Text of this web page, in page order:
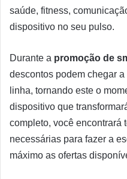
saúde, fitness,
dispositivo no seu pulso.
Durante a promoção de
descontos podem chegar
linha, tornando este o
dispositivo que
completo, você encontrará
necessárias para fazer a
máximo as ofertas